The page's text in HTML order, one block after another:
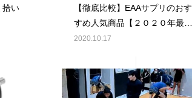
拾い
【徹底比較】EAAサプリのおす
すめ人気商品【２０２０年最新
版】
2020.10.17